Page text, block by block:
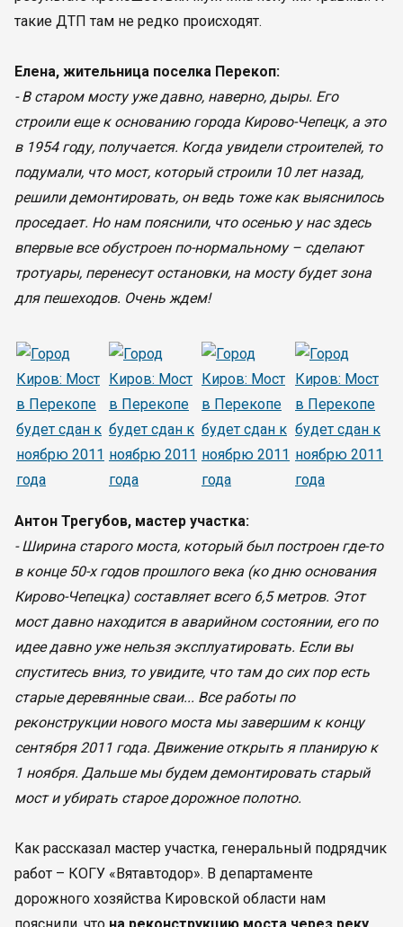
такие ДТП там не редко происходят.
Елена, жительница поселка Перекоп:
- В старом мосту уже давно, наверно, дыры. Его
строили еще к основанию города Кирово-Чепецк, а это
в 1954 году, получается. Когда увидели строителей, то
подумали, что мост, который строили 10 лет назад,
решили демонтировать, он ведь тоже как выяснилось
проседает. Но нам пояснили, что осенью у нас здесь
впервые все обустроен по-нормальному – сделают
тротуары, перенесут остановки, на мосту будет зона
для пешеходов. Очень ждем!
Антон Трегубов, мастер участка:
- Ширина старого моста, который был построен где-то
в конце 50-х годов прошлого века (ко дню основания
Кирово-Чепецка) составляет всего 6,5 метров. Этот
мост давно находится в аварийном состоянии, его по
идее давно уже нельзя эксплуатировать. Если вы
спуститесь вниз, то увидите, что там до сих пор есть
старые деревянные сваи... Все работы по
реконструкции нового моста мы завершим к концу
сентября 2011 года. Движение открыть я планирую к
1 ноября. Дальше мы будем демонтировать старый
мост и убирать старое дорожное полотно.
Как рассказал мастер участка, генеральный подрядчик
работ – КОГУ «Вятавтодор». В департаменте
дорожного хозяйства Кировской области нам